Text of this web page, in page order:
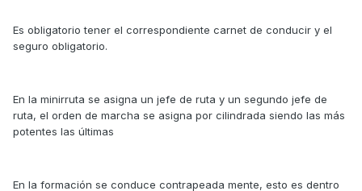
Es obligatorio tener el correspondiente carnet de conducir y el
seguro obligatorio.
En la minirruta se asigna un jefe de ruta y un segundo jefe de
ruta, el orden de marcha se asigna por cilindrada siendo las más
potentes las últimas
En la formación se conduce contrapeada mente, esto es dentro